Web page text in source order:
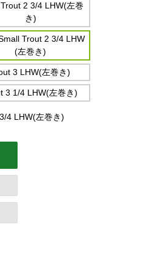
2 3/4 LHW(左巻
き)
Trout 2 3/4 LHW
(左巻き)
3 LHW(左巻き)
3 1/4 LHW(左巻き)
4 LHW(左巻き)